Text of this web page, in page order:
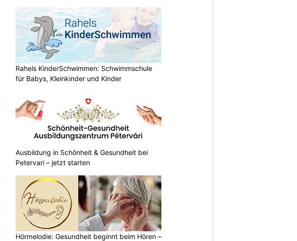
Rahels KinderSchwimmen: Schwimmschule
für Babys, Kleinkinder und Kinder
Ausbildung in Schönheit & Gesundheit bei
Petervari – jetzt starten
Hörmelodie: Gesundheit beginnt beim Hören –